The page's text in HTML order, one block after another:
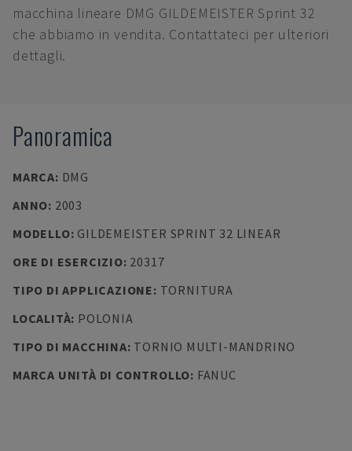
macchina lineare DMG GILDEMEISTER Sprint 32
che abbiamo in vendita. Contattateci per ulteriori
dettagli.
Panoramica
MARCA: DMG
ANNO: 2003
MODELLO: GILDEMEISTER SPRINT 32 LINEAR
ORE DI ESERCIZIO: 20317
TIPO DI APPLICAZIONE: TORNITURA
LOCALITÀ: POLONIA
TIPO DI MACCHINA: TORNIO MULTI-MANDRINO
MARCA UNITÀ DI CONTROLLO: FANUC